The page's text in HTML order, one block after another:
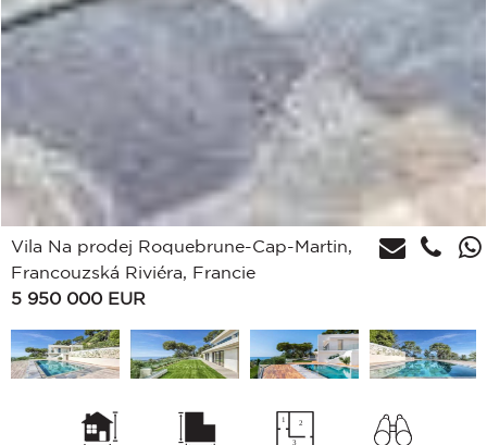
Vila Na prodej Roquebrune-Cap-Martin,
Francouzská Riviéra, Francie
5 950 000 EUR